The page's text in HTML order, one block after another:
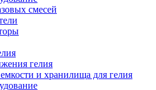
смесей
гелия
и хранилища для гелия